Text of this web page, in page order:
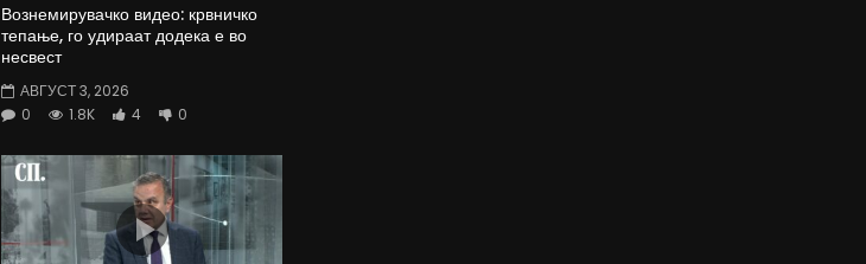
Вознемирувачко видео: крвничко
тепање, го удираат додека е во
несвест
АВГУСТ 3, 2026
0
1.8K 4 0